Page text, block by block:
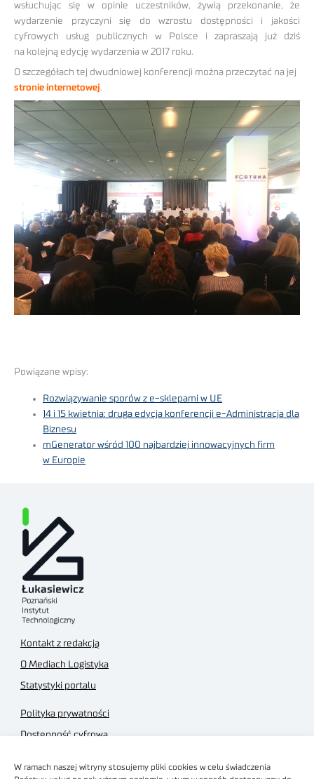
W ramach naszej witryny stosujemy pliki cookies w celu świadczenia
wsłuchując się w opinie uczestników, żywią przekonanie, że
wydarzenie przyczyni się do wzrostu dostępności i jakości
cyfrowych usług publicznych w Polsce i zapraszają już dziś
na kolejną edycję wydarzenia w 2017 roku.
O szczegółach tej dwudniowej konferencji można przeczytać na jej
stronie internetowej.
Powiązane wpisy:
Rozwiązywanie sporów z e-sklepami w UE
14 i 15 kwietnia: druga edycja konferencji e-Administracja dla
Biznesu
mGenerator wśród 100 najbardziej innowacyjnych firm
w Europie
Kontakt z redakcją
O Mediach Logistyka
Statystyki portalu
Polityka prywatności
Dostępność cyfrowa
Regulamin sklepu